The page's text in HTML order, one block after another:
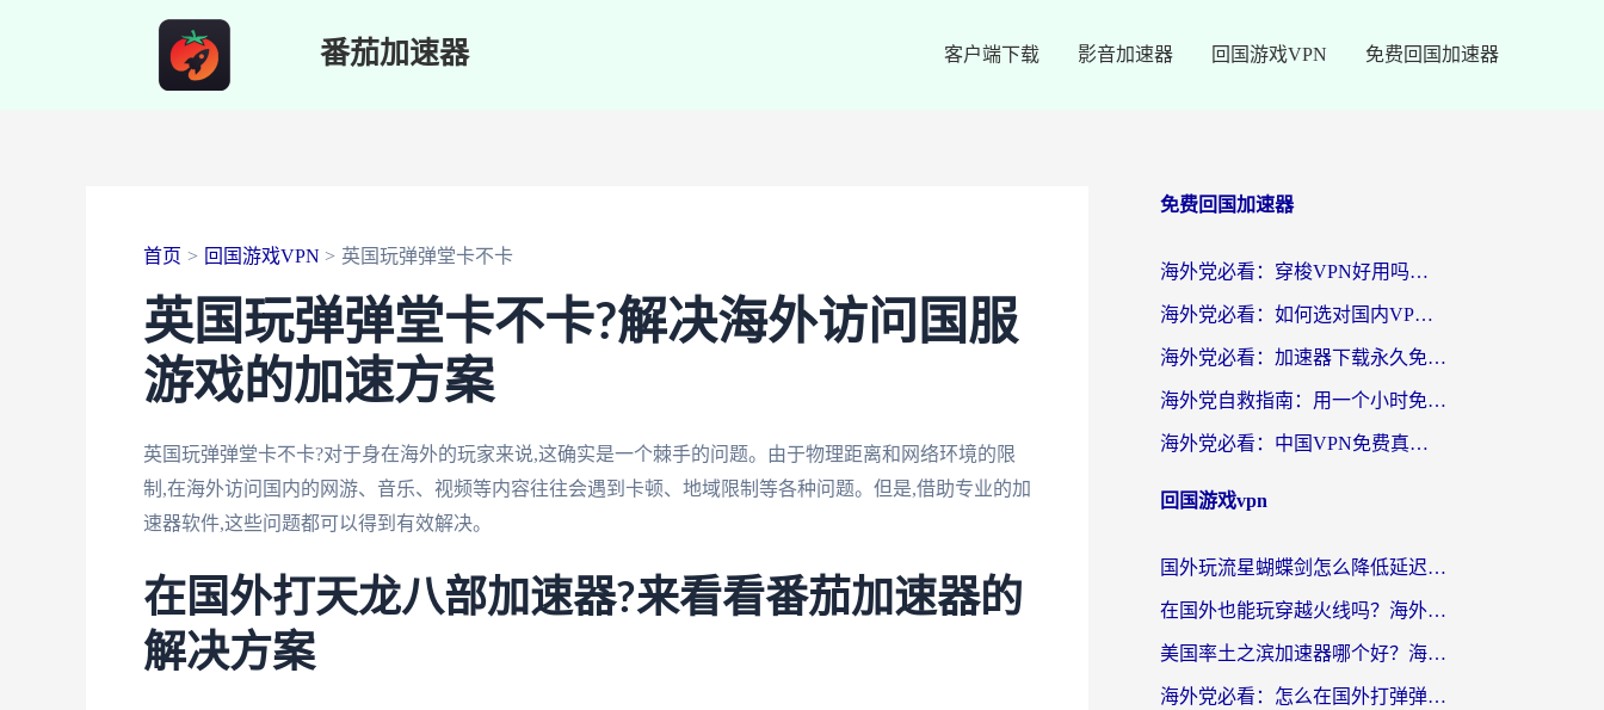
番茄加速器 客户端下载 影音加速器 回国游戏VPN 免费回国加速器
首页 回国游戏VPN 英国玩弹弹堂卡不卡
英国玩弹弹堂卡不卡?解决海外访问国服
游戏的加速方案
英国玩弹弹堂卡不卡?对于身在海外的玩家来说,这确实是一个棘手的问题。由于物理距离和网络环境的限
制,在海外访问国内的网游、音乐、视频等内容往往会遇到卡顿、地域限制等各种问题。但是,借助专业的加
速器软件,这些问题都可以得到有效解决。
在国外打天龙八部加速器?来看看番茄加速器的
解决方案
免费回国加速器
海外党必看：穿梭VPN好用吗？和云帆VPN对比哪个回国效果更好？附真实测评+避坑指南
海外党必看：如何选对国内VPN，实现无缝访问国内资源？
海外党必看：加速器下载永久免费版真的存在吗？教你无缝访问国内资源的正确姿势
海外党自救指南：用一个小时免费加速器，轻松打破国内资源访问壁垒？
海外党必看：中国VPN免费真的靠谱吗？手把手教你选对回国加速器
回国游戏vpn
国外玩流星蝴蝶剑怎么降低延迟？海外党必看的加速秘籍（含欧洲鸣潮&彩虹岛优化攻略）
在国外也能玩穿越火线吗？海外玩家国服游戏畅玩终极指南
美国率土之滨加速器哪个好？海外党国服游戏畅玩终极指南（附多游戏解决方案）
海外党必看：怎么在国外打弹弹堂不卡？番茄加速器亲测指南